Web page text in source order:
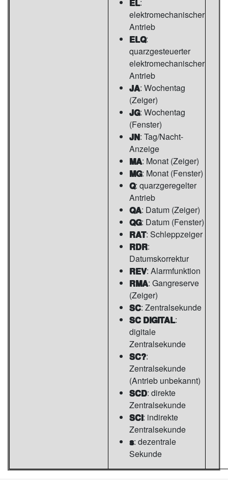
EL:
elektromechanischer
Antrieb
ELQ:
quarzgesteuerter
elektromechanischer
Antrieb
JA: Wochentag
(Zeiger)
JG: Wochentag
(Fenster)
JN: Tag/Nacht-
Anzeige
MA: Monat (Zeiger)
MG: Monat (Fenster)
Q: quarzgeregelter
Antrieb
QA: Datum (Zeiger)
QG: Datum (Fenster)
RAT: Schleppzeiger
RDR:
Datumskorrektur
REV: Alarmfunktion
RMA: Gangreserve
(Zeiger)
SC: Zentralsekunde
SC DIGITAL:
digitale
Zentralsekunde
SC?:
Zentralsekunde
(Antrieb unbekannt)
SCD: direkte
Zentralsekunde
SCI: indirekte
Zentralsekunde
s: dezentrale
Sekunde